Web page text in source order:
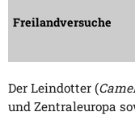
Freilandversuche
Der Leindotter (
und Zentraleuropa